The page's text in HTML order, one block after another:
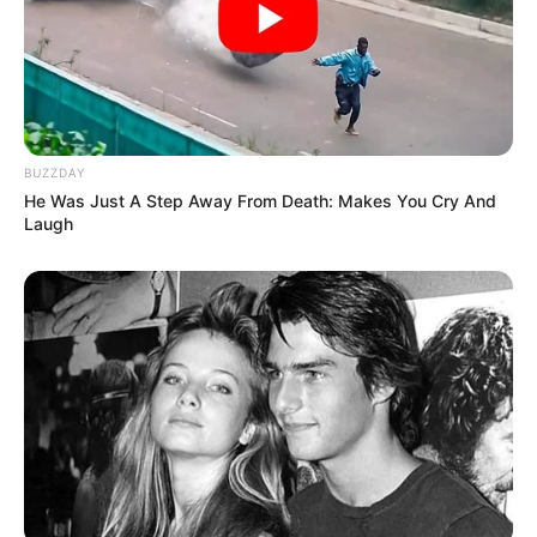
karakterét. A régi politikai szereplők gyakran
hosszú, körülményes mondatokban beszéltek
egymás mellett. Magyar ezzel szemben rövid, erős,
vágásra alkalmas mondatokban politizál.
Ez a mai nyilvánosságban óriási előny.
gépezetet, de most mintha meglepődne azon, hogy
a politikai színház közönsége átköltözött az
internetre. Már nem elég a parlamenti padsoroknak
beszélni. Nem elég a saját tábornak üzenni. Minden
mondat azonnal országos vizsgára megy.
És ezen a vizsgán sok régi szereplő látványosan
rosszul teljesít.
BUZZDAY
He Was Just A Step Away From Death: Makes You Cry And
Laugh